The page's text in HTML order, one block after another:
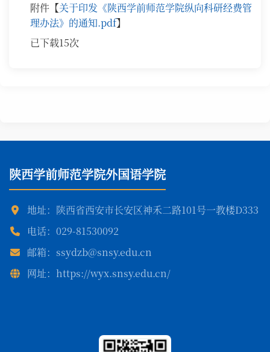
附件【关于印发《陕西学前师范学院纵向科研经费管
理办法》的通知.pdf】
已下载15次
陕西学前师范学院外国语学院
地址：陕西省西安市长安区神禾二路101号一教楼D333
电话：029-81530092
邮箱：ssydzb@snsy.edu.cn
网址：https://wyx.snsy.edu.cn/